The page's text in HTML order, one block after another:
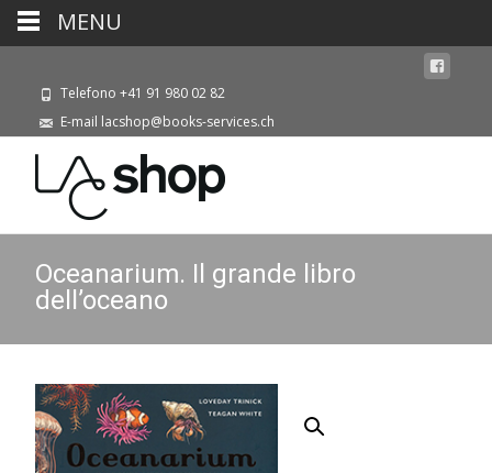
Telefono +41 91 980 02 82
E-mail lacshop@books-services.ch
Oceanarium. Il grande libro
dell’oceano
MENU